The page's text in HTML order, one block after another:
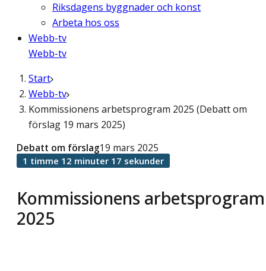
Riksdagens byggnader och konst
Arbeta hos oss
Webb-tv
Webb-tv
Start
Webb-tv
Kommissionens arbetsprogram 2025 (Debatt om
förslag 19 mars 2025)
Kommissionens arbetsprogram
2025
Debatt om förslag19 mars 2025
1 timme 12 minuter 17 sekunder